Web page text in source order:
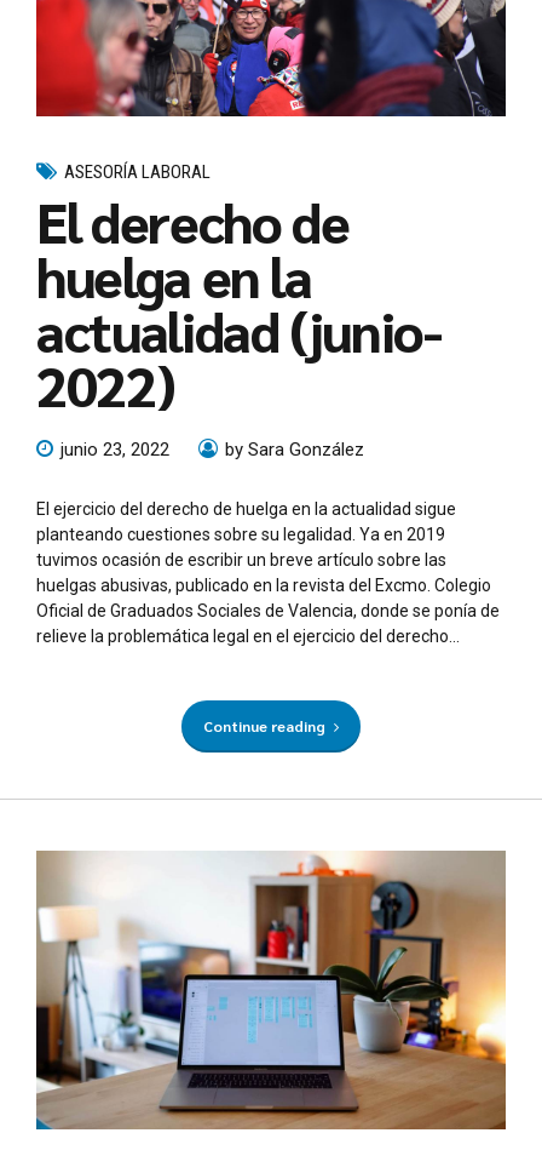
ASESORÍA LABORAL
El derecho de
huelga en la
actualidad (junio-
2022)
junio 23, 2022 by Sara González
El ejercicio del derecho de huelga en la actualidad sigue
planteando cuestiones sobre su legalidad. Ya en 2019
tuvimos ocasión de escribir un breve artículo sobre las
huelgas abusivas, publicado en la revista del Excmo. Colegio
Oficial de Graduados Sociales de Valencia, donde se ponía de
relieve la problemática legal en el ejercicio del derecho...
Continue reading